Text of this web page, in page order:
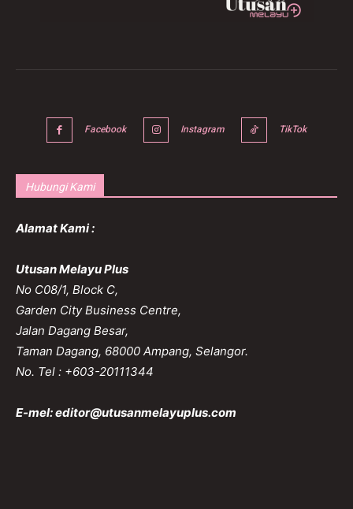
Facebook Instagram TikTok
Hubungi Kami
Alamat Kami :
Utusan Melayu Plus
No C08/1, Block C,
Garden City Business Centre,
Jalan Dagang Besar,
Taman Dagang, 68000 Ampang, Selangor.
No. Tel : +603-20111344
E-mel:editor@utusanmelayuplus.com